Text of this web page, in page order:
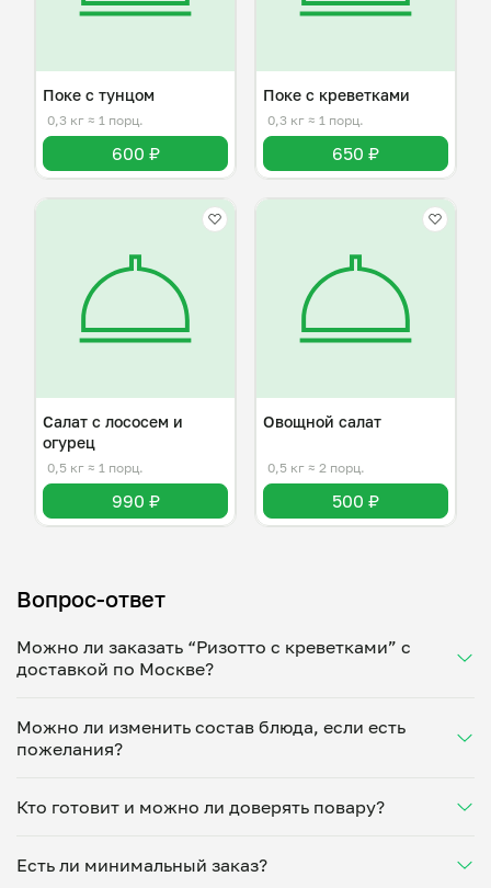
Поке с тунцом
0,3 кг ≈ 1 порц.
600 ₽
Поке с креветками
0,3 кг ≈ 1 порц.
650 ₽
Салат с лососем и
огурец
0,5 кг ≈ 1 порц.
990 ₽
Овощной салат
0,5 кг ≈ 2 порц.
500 ₽
Вопрос-ответ
Можно ли заказать “Ризотто с креветками” с
доставкой по Москве?
Укажите удобное время — и получите свежее
домашнее блюдо в большой порции прямо с плиты.
минут. Статус заказа отслеживайте в личном
кабинете, а с поваром можно связаться напрямую в
утром на вечер или сегодня на завтра.
Можно ли изменить состав блюда, если есть
пожелания?
ваши предпочтения: уберет специи, снизит
Укажите пожелания при оформлении или напишите
напрямую в чат — домашние блюда готовятся
Кто готовит и можно ли доверять повару?
проверенный повар из г.Москва. Каждый повар
Есть ли минимальный заказ?